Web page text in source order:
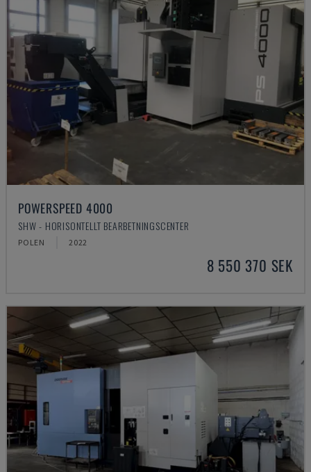
POWERSPEED 4000
SHW - HORISONTELLT BEARBETNINGSCENTER
POLEN 2022
8 550 370 SEK